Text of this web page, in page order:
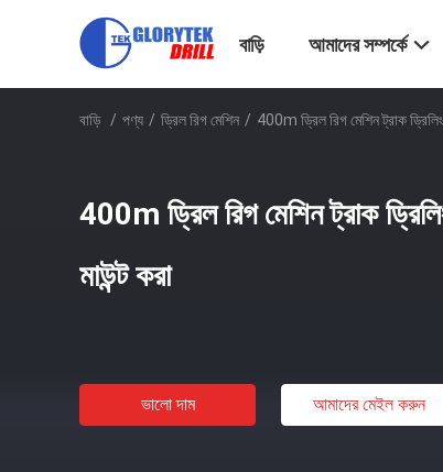
বাড়ি আমাদের সম্পর্কে
বাড়ি / পণ্য / ড্রিল রিগ মেশিন / 400m ড্রিল রিগ মেশিন ট্রাক
400m ড্রিল রিগ মেশিন ট্রাক
মাউন্ট করা
ভালো দাম আমাদের মেইল ​​করুন